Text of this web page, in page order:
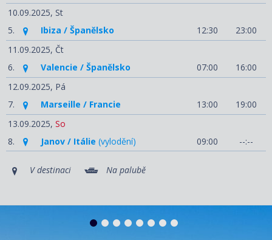
10.09.2025, St
5.
Ibiza / Španělsko 12:30
23:00
11.09.2025, Čt
6.
Valencie / Španělsko 07:00
16:00
12.09.2025, Pá
7.
Marseille / Francie 13:00
19:00
13.09.2025, So
8.
Janov / Itálie (vylodění) 09:00 --:--
V destinaci Na palubě